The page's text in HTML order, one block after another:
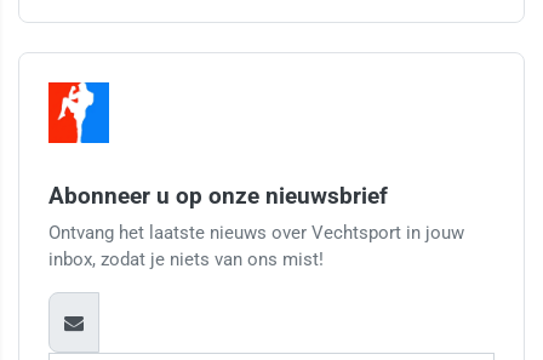
Abonneer u op onze nieuwsbrief
Ontvang het laatste nieuws over Vechtsport in jouw
inbox, zodat je niets van ons mist!